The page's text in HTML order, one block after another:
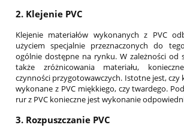
2. Klejenie PVC
Klejenie materiałów wykonanych z PVC
użyciem specjalnie przeznaczonych do
ogólnie dostępne na rynku. W zależności od
także zróżnicowania materiału,
czynności przygotowawczych. Istotne jest, czy
wykonane z PVC miękkiego, czy twardego.
rur z PVC konieczne jest wykonanie
3. Rozpuszczanie PVC